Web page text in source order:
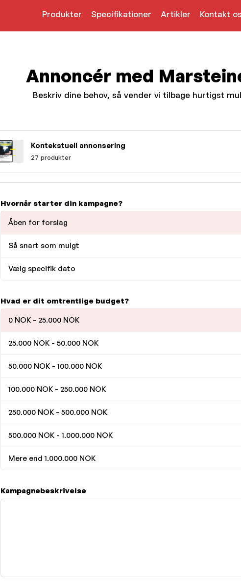
Produkter Specifikationer Artikler Kontakt os
Annoncér med
Beskriv dine behov, så vender vi tilbage hurtigst
Kontekstuell annonsering
27 produkter
Hvornår starter din kampagne?
Åben for forslag
Så snart som mulgt
Vælg specifik dato
Hvad er dit omtrentlige budget?
0 NOK - 25.000 NOK
25.000 NOK - 50.000 NOK
50.000 NOK - 100.000 NOK
100.000 NOK - 250.000 NOK
250.000 NOK - 500.000 NOK
500.000 NOK - 1.000.000 NOK
Mere end 1.000.000 NOK
Kampagnebeskrivelse